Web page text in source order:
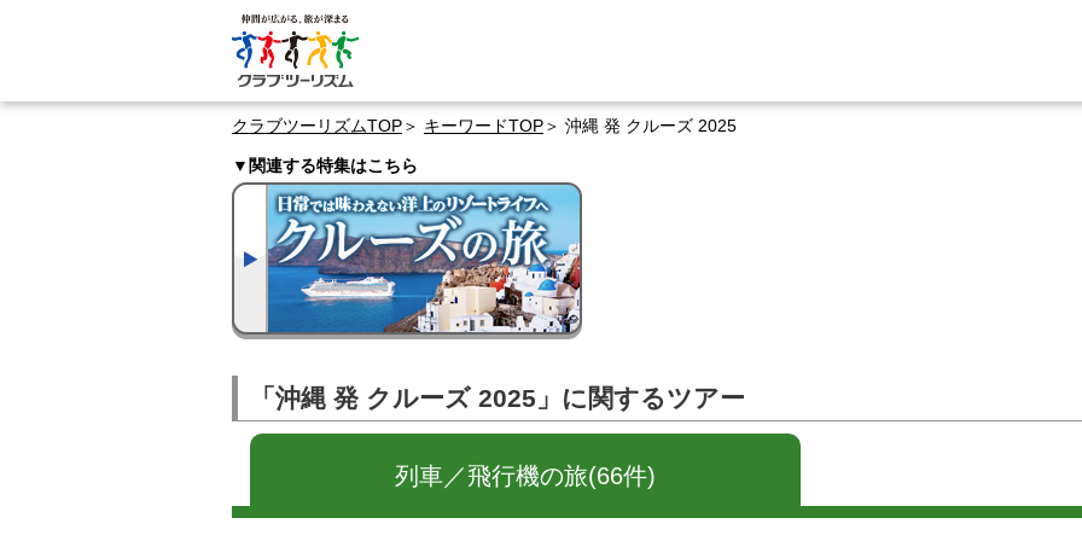
クラブツーリズムTOP キーワードTOP 沖縄 発 クルーズ 2025
▼関連する特集はこちら
「沖縄 発 クルーズ 2025」に関するツアー
列車／飛行機の旅(66件)